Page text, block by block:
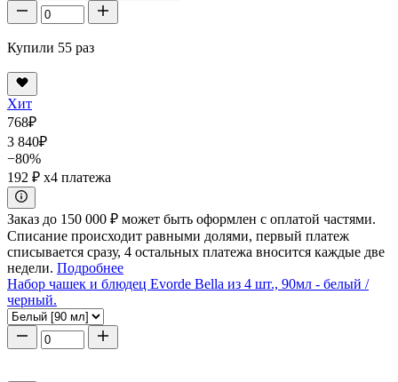
Купили 55 раз
Хит
768₽
3 840₽
−80%
192 ₽ x4 платежа
Заказ до 150 000 ₽ может быть оформлен с оплатой частями.
Списание происходит равными долями, первый платеж
списывается сразу, 4 остальных платежа вносится каждые две
недели. Подробнее
Набор чашек и блюдец Evorde Bella из 4 шт., 90мл - белый /
черный.